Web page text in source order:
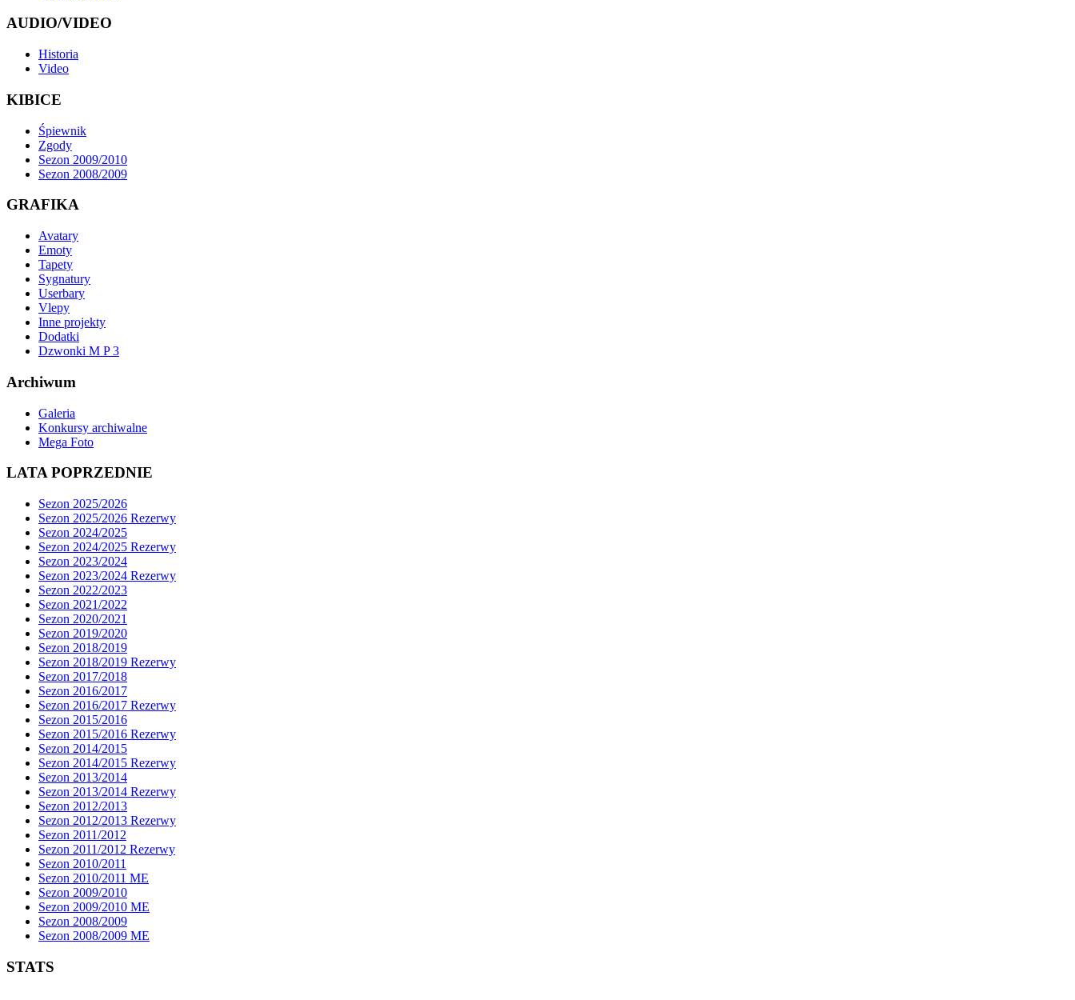
AUDIO/VIDEO
Historia
Video
KIBICE
Śpiewnik
Zgody
Sezon 2009/2010
Sezon 2008/2009
GRAFIKA
Avatary
Emoty
Tapety
Sygnatury
Userbary
Vlepy
Inne projekty
Dodatki
Dzwonki M P 3
Archiwum
Galeria
Konkursy archiwalne
Mega Foto
LATA POPRZEDNIE
Sezon 2025/2026
Sezon 2025/2026 Rezerwy
Sezon 2024/2025
Sezon 2024/2025 Rezerwy
Sezon 2023/2024
Sezon 2023/2024 Rezerwy
Sezon 2022/2023
Sezon 2021/2022
Sezon 2020/2021
Sezon 2019/2020
Sezon 2018/2019
Sezon 2018/2019 Rezerwy
Sezon 2017/2018
Sezon 2016/2017
Sezon 2016/2017 Rezerwy
Sezon 2015/2016
Sezon 2015/2016 Rezerwy
Sezon 2014/2015
Sezon 2014/2015 Rezerwy
Sezon 2013/2014
Sezon 2013/2014 Rezerwy
Sezon 2012/2013
Sezon 2012/2013 Rezerwy
Sezon 2011/2012
Sezon 2011/2012 Rezerwy
Sezon 2010/2011
Sezon 2010/2011 ME
Sezon 2009/2010
Sezon 2009/2010 ME
Sezon 2008/2009
Sezon 2008/2009 ME
STATS